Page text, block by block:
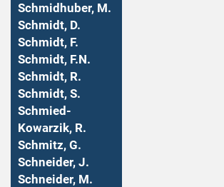
Schmidhuber, M.
Schmidt, D.
Schmidt, F.
Schmidt, F.N.
Schmidt, R.
Schmidt, S.
Schmied-
Kowarzik, R.
Schmitz, G.
Schneider, J.
Schneider, M.